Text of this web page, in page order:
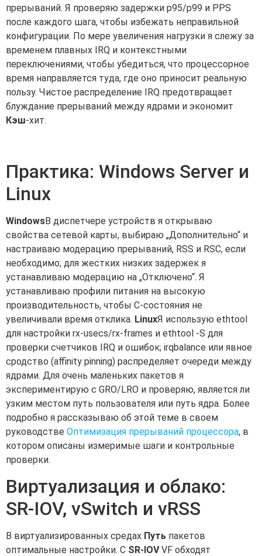
прерываний. Я проверяю задержки p95/p99 и PPS
после каждого шага, чтобы избежать неправильной
конфигурации. По мере увеличения нагрузки я слежу за
временем плавных IRQ и контекстными
переключениями, чтобы убедиться, что процессорное
время направляется туда, где оно приносит реальную
пользу. Чистое распределение IRQ предотвращает
блуждание прерываний между ядрами и экономит
Кэш-хит.
Практика: Windows Server и
Linux
WindowsВ диспетчере устройств я открываю
свойства сетевой карты, выбираю „Дополнительно“ и
настраиваю модерацию прерываний, RSS и RSC, если
необходимо; для жестких низких задержек я
устанавливаю модерацию на „Отключено“. Я
устанавливаю профили питания на высокую
производительность, чтобы C-состояния не
увеличивали время отклика. LinuxЯ использую ethtool
для настройки rx-usecs/rx-frames и ethtool -S для
проверки счетчиков IRQ и ошибок; irqbalance или явное
сродство (affinity pinning) распределяет очереди между
ядрами. Для очень маленьких пакетов я
экспериментирую с GRO/LRO и проверяю, является ли
узким местом путь пользователя или путь ядра. Более
подробно я рассказываю об этой теме в своем
руководстве Оптимизация прерываний процессора, в
котором описаны измеримые шаги и контрольные
проверки.
Виртуализация и облако:
SR-IOV, vSwitch и vRSS
В виртуализированных средах Путь пакетов
оптимальные настройки. С SR-IOVVF обходят